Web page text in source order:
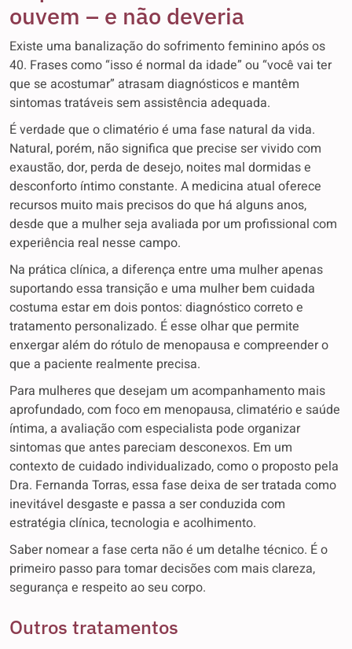
ouvem – e não deveria
Existe uma banalização do sofrimento feminino após os
40. Frases como “isso é normal da idade” ou “você vai ter
que se acostumar” atrasam diagnósticos e mantêm
sintomas tratáveis sem assistência adequada.
É verdade que o climatério é uma fase natural da vida.
Natural, porém, não significa que precise ser vivido com
exaustão, dor, perda de desejo, noites mal dormidas e
desconforto íntimo constante. A medicina atual oferece
recursos muito mais precisos do que há alguns anos,
desde que a mulher seja avaliada por um profissional com
experiência real nesse campo.
Na prática clínica, a diferença entre uma mulher apenas
suportando essa transição e uma mulher bem cuidada
costuma estar em dois pontos: diagnóstico correto e
tratamento personalizado. É esse olhar que permite
enxergar além do rótulo de menopausa e compreender o
que a paciente realmente precisa.
Para mulheres que desejam um acompanhamento mais
aprofundado, com foco em menopausa, climatério e saúde
íntima, a avaliação com especialista pode organizar
sintomas que antes pareciam desconexos. Em um
contexto de cuidado individualizado, como o proposto pela
Dra. Fernanda Torras, essa fase deixa de ser tratada como
inevitável desgaste e passa a ser conduzida com
estratégia clínica, tecnologia e acolhimento.
Saber nomear a fase certa não é um detalhe técnico. É o
primeiro passo para tomar decisões com mais clareza,
segurança e respeito ao seu corpo.
Outros tratamentos